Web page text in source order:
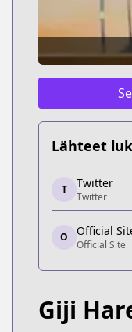
Lähteet
Twitter
Twitter
https://
Official Site
Official Site
https://
T Twitter
Twitter
O Official
Official Site
Giji